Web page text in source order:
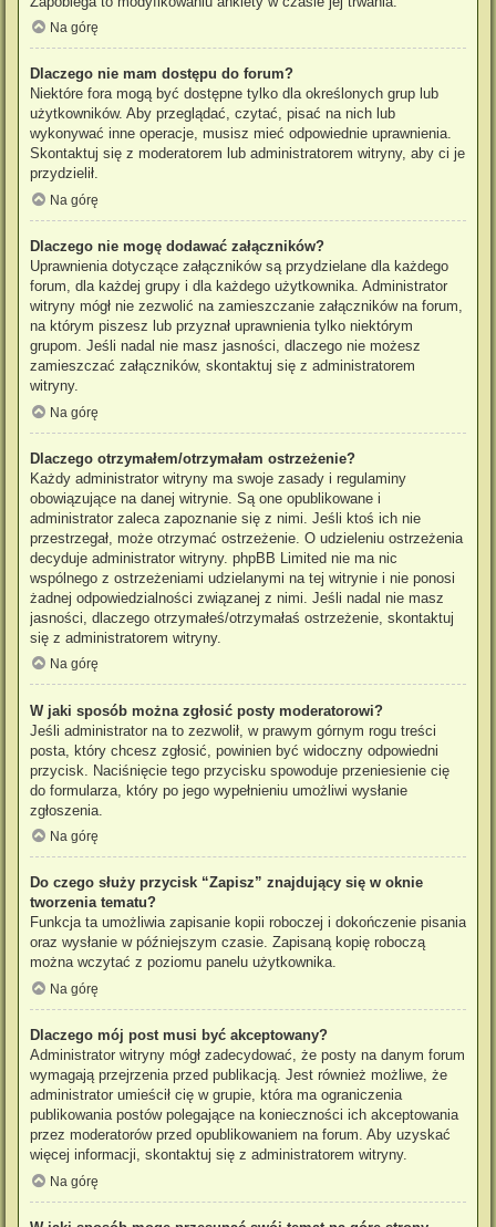
Na górę
Dlaczego nie mam dostępu do forum?
Niektóre fora mogą być dostępne tylko dla określonych grup lub
użytkowników. Aby przeglądać, czytać, pisać na nich lub
wykonywać inne operacje, musisz mieć odpowiednie uprawnienia.
Skontaktuj się z moderatorem lub administratorem witryny, aby ci je
przydzielił.
Na górę
Dlaczego nie mogę dodawać załączników?
Uprawnienia dotyczące załączników są przydzielane dla każdego
forum, dla każdej grupy i dla każdego użytkownika. Administrator
witryny mógł nie zezwolić na zamieszczanie załączników na forum,
na którym piszesz lub przyznał uprawnienia tylko niektórym
grupom. Jeśli nadal nie masz jasności, dlaczego nie możesz
zamieszczać załączników, skontaktuj się z administratorem
witryny.
Na górę
Dlaczego otrzymałem/otrzymałam ostrzeżenie?
Każdy administrator witryny ma swoje zasady i regulaminy
obowiązujące na danej witrynie. Są one opublikowane i
administrator zaleca zapoznanie się z nimi. Jeśli ktoś ich nie
przestrzegał, może otrzymać ostrzeżenie. O udzieleniu ostrzeżenia
decyduje administrator witryny. phpBB Limited nie ma nic
wspólnego z ostrzeżeniami udzielanymi na tej witrynie i nie ponosi
żadnej odpowiedzialności związanej z nimi. Jeśli nadal nie masz
jasności, dlaczego otrzymałeś/otrzymałaś ostrzeżenie, skontaktuj
się z administratorem witryny.
Na górę
W jaki sposób można zgłosić posty moderatorowi?
Jeśli administrator na to zezwolił, w prawym górnym rogu treści
posta, który chcesz zgłosić, powinien być widoczny odpowiedni
przycisk. Naciśnięcie tego przycisku spowoduje przeniesienie cię
do formularza, który po jego wypełnieniu umożliwi wysłanie
zgłoszenia.
Na górę
Do czego służy przycisk “Zapisz” znajdujący się w oknie
tworzenia tematu?
Funkcja ta umożliwia zapisanie kopii roboczej i dokończenie pisania
oraz wysłanie w późniejszym czasie. Zapisaną kopię roboczą
można wczytać z poziomu panelu użytkownika.
Na górę
Dlaczego mój post musi być akceptowany?
Administrator witryny mógł zadecydować, że posty na danym forum
wymagają przejrzenia przed publikacją. Jest również możliwe, że
administrator umieścił cię w grupie, która ma ograniczenia
publikowania postów polegające na konieczności ich akceptowania
przez moderatorów przed opublikowaniem na forum. Aby uzyskać
więcej informacji, skontaktuj się z administratorem witryny.
Na górę